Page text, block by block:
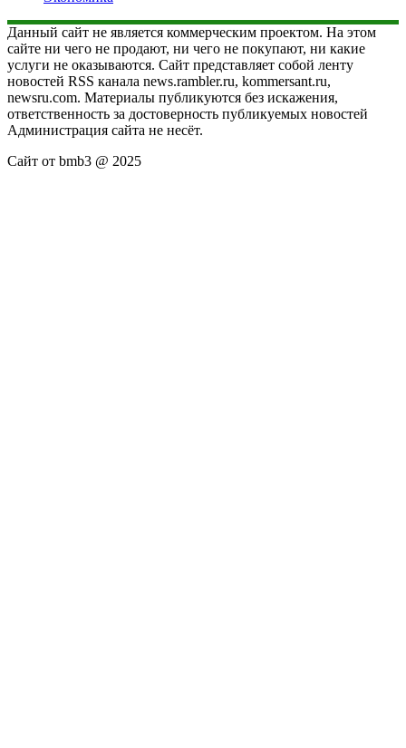
Данный сайт не является коммерческим проектом. На этом
сайте ни чего не продают, ни чего не покупают, ни какие
услуги не оказываются. Сайт представляет собой ленту
новостей RSS канала news.rambler.ru, kommersant.ru,
newsru.com. Материалы публикуются без искажения,
ответственность за достоверность публикуемых новостей
Администрация сайта не несёт.
Сайт от bmb3 @ 2025